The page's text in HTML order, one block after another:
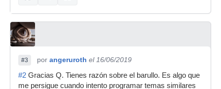
#3 por angeruroth el 16/06/2019
#2 Gracias Q. Tienes razón sobre el barullo. Es algo que
me persigue cuando intento programar temas similares